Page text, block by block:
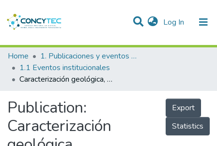
Log In (current)
Communities & Collections
Research Outputs
People
Statistics
Home
1. Publicaciones y eventos institucionales
1.1 Eventos institucionales
Caracterización geológica, mineralógica y geoquímica de las alteraciones presentes en la concesión Julissa 2A Yanaquihua-Condesuyos-Arequipa
Publication:
Caracterización
Export
Statistics